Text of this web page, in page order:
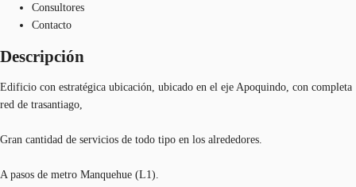
Consultores
Contacto
Descripción
Edificio con estratégica ubicación, ubicado en el eje Apoquindo, con completa
red de trasantiago,
Gran cantidad de servicios de todo tipo en los alrededores.
A pasos de metro Manquehue (L1).